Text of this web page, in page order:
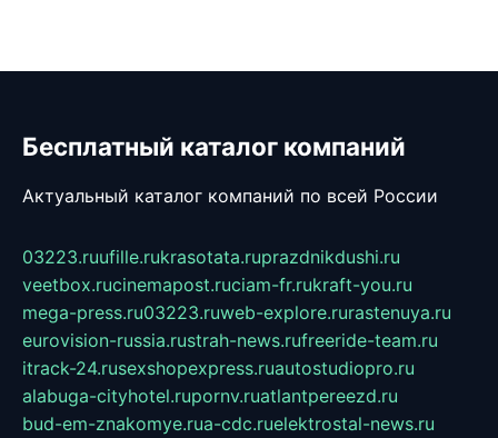
Бесплатный каталог компаний
Актуальный каталог компаний по всей России
03223.ruufille.rukrasotata.ruprazdnikdushi.ru
veetbox.rucinemapost.ruciam-fr.rukraft-you.ru
mega-press.ru03223.ruweb-explore.rurastenuya.ru
eurovision-russia.rustrah-news.rufreeride-team.ru
itrack-24.rusexshopexpress.ruautostudiopro.ru
alabuga-cityhotel.rupornv.ruatlantpereezd.ru
bud-em-znakomye.rua-cdc.ruelektrostal-news.ru